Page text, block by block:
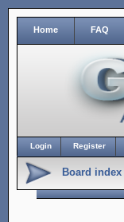
Home FAQ
Login Register
Board index